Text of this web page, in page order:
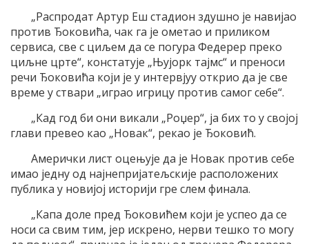
„Распродат Артур Еш стадион здушно је навијао
против Ђоковића, чак га је ометао и приликом
сервиса, све с циљем да се погура Федерер преко
циљне црте“, констатује „Њујорк тајмс“ и преноси
речи Ђоковића који је у интервјуу открио да је све
време у ствари „играо игрицу против самог себе“.
„Кад год би они викали „Роџер“, ја бих то у својој
глави превео као „Новак“, рекао је Ђоковић.
Амерички лист оцењује да је Новак против себе
имао једну од најнепријатељскије расположених
публика у новијој историји гре слем финала.
„Капа доле пред Ђоковићем који је успео да се
носи са свим тим, јер искрено, нерви тешко то могу